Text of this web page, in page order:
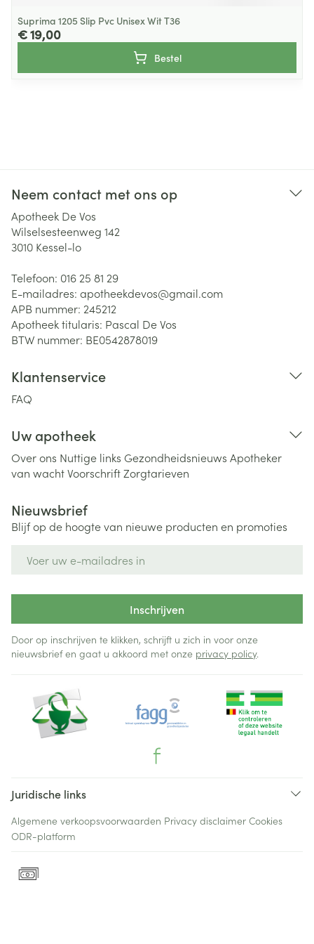
Suprima 1205 Slip Pvc Unisex Wit T36
€ 19,00
Bestel
Neem contact met ons op
Apotheek De Vos
Wilselsesteenweg 142
3010 Kessel-lo
Telefoon: 016 25 81 29
E-mailadres: apotheekdevos@gmail.com
APB nummer: 245212
Apotheek titularis: Pascal De Vos
BTW nummer: BE0542878019
Klantenservice
FAQ
Uw apotheek
Over ons Nuttige links Gezondheidsnieuws Apotheker
van wachtVoorschriftZorgtarieven
Nieuwsbrief
Blijf op de hoogte van nieuwe producten en promoties
Inschrijven
Door op inschrijven te klikken, schrijft u zich in voor onze
nieuwsbrief en gaat u akkoord met onze privacy policy.
Juridische links
Algemene verkoopsvoorwaarden Privacy disclaimer Cookies
ODR-platform